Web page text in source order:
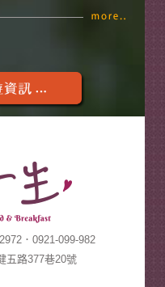
．0921-099-982
五路377巷20號